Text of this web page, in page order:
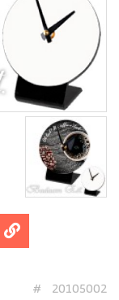
20105002
#